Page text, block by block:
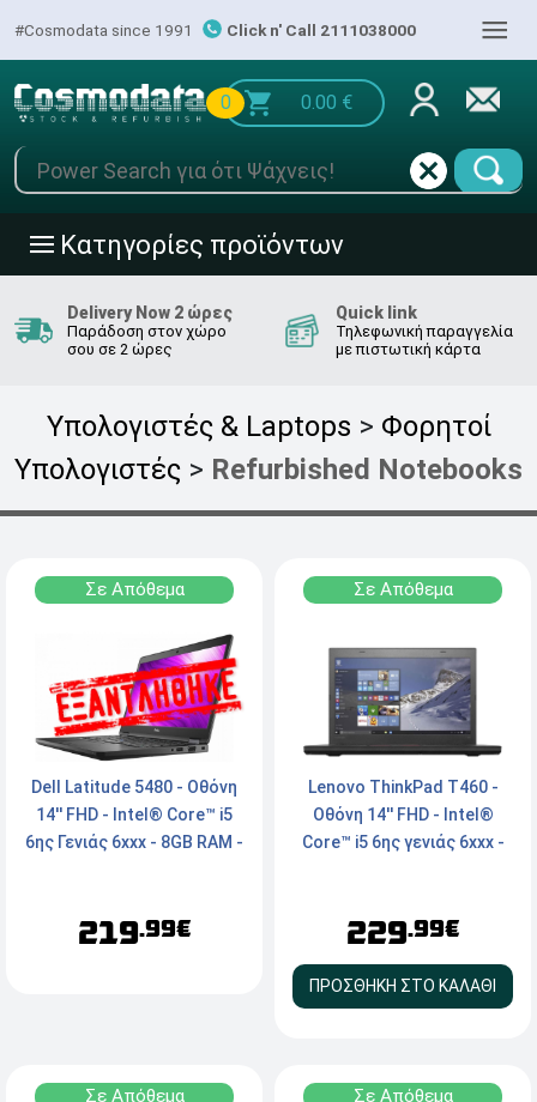
#Cosmodata since 1991 Click n' Call 2111038000 |||
0 0.00 €
||| Κατηγορίες προϊόντων
Delivery Now 2 ώρες
Παράδοση στον χώρο
σου σε 2 ώρες
Quick link
Τηλεφωνική παραγγελία
με πιστωτική κάρτα
Υπολογιστές & Laptops > Φορητοί
Υπολογιστές > Refurbished Notebooks
Σε Απόθεμα
Dell Latitude 5480 - Οθόνη
14'' FHD - Intel® Core™ i5
6ης Γενιάς 6xxx - 8GB RAM -
Windows 11 Pro
219.99€
Σε Απόθεμα
Lenovo ThinkPad T460 -
Οθόνη 14'' FHD - Intel®
Core™ i5 6ης γενιάς 6xxx -
Displayport - Windows 11
229.99€
ΠΡΟΣΘΗΚΗ ΣΤΟ ΚΑΛΑΘΙ
Σε Απόθεμα Σε Απόθεμα